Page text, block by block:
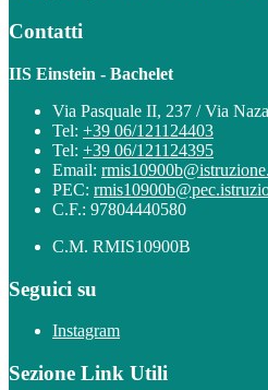
Contatti
IIS Einstein - Bachelet
Via Pasquale II, 237 / Via
Tel: +39 06/121124403
Tel: +39 06/121124395
Email:
PEC:
C.F.: 97804440580
C.M. RMIS10900B
Seguici su
Instagram
Sezione Link Utili